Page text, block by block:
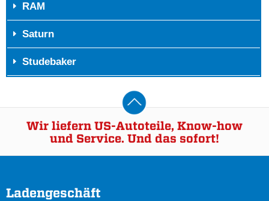
RAM
Saturn
Studebaker
Wir liefern US-Autoteile, Know-how
und Service. Und das sofort!
Ladengeschäft